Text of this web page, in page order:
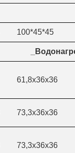
100*45*45
61,8х36х36
73,3х36х36
73,3х36х36